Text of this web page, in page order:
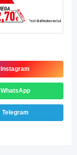
Instagram
WhatsApp
Telegram